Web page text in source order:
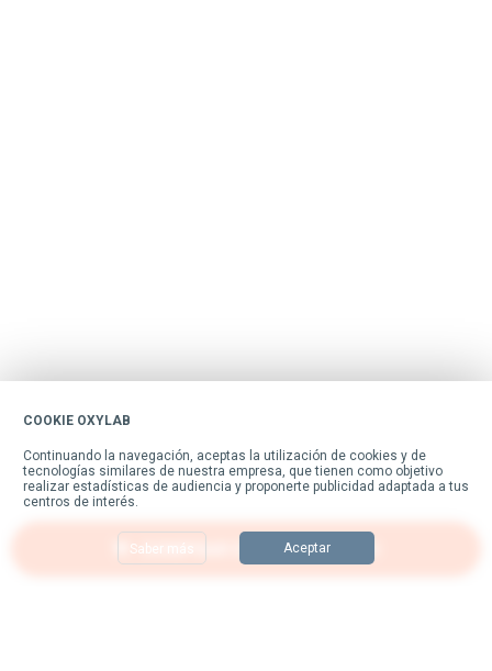
COOKIE OXYLAB
Continuando la navegación, aceptas la utilización de cookies y de
tecnologías similares de nuestra empresa, que tienen como objetivo
realizar estadísticas de audiencia y proponerte publicidad adaptada a tus
centros de interés.
Saber más Aceptar
COMPRAR ESTE PRODUCTO